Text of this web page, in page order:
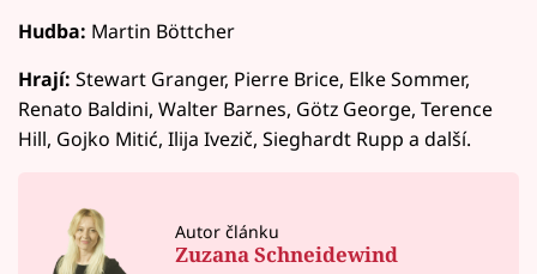
Hudba: Martin Böttcher
Hrají: Stewart Granger, Pierre Brice, Elke Sommer,
Renato Baldini, Walter Barnes, Götz George, Terence
Hill, Gojko Mitić, Ilija Ivezič, Sieghardt Rupp a další.
Autor článku
Zuzana Schneidewind